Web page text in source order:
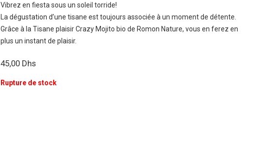
Vibrez en fiesta sous un soleil torride!
La dégustation d’une tisane est toujours associée à un moment de détente.
Grâce à la Tisane plaisir Crazy Mojito bio de Romon Nature, vous en ferez en
plus un instant de plaisir.
45,00 Dhs
Rupture de stock